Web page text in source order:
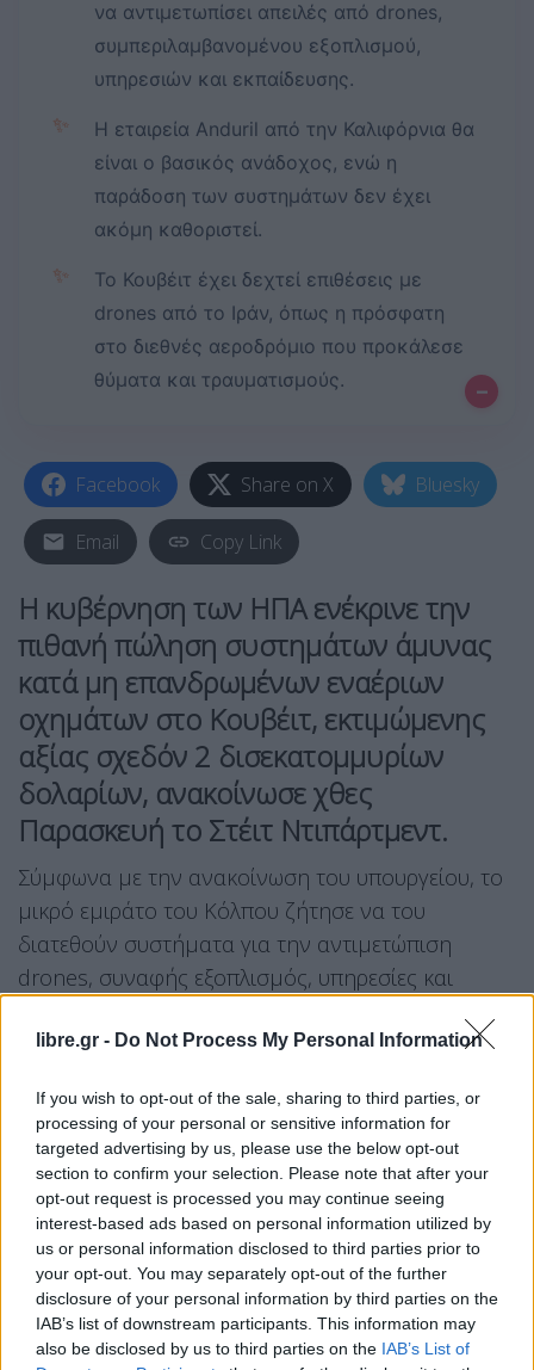
libre.gr - Do Not Process My Personal Information
If you wish to opt-out of the sale, sharing to third parties, or
processing of your personal or sensitive information for
targeted advertising by us, please use the below opt-out
section to confirm your selection. Please note that after your
opt-out request is processed you may continue seeing
interest-based ads based on personal information utilized by
us or personal information disclosed to third parties prior to
your opt-out. You may separately opt-out of the further
disclosure of your personal information by third parties on the
IAB’s list of downstream participants. This information may
also be disclosed by us to third parties on the IAB’s List of
να αντιμετωπίσει απειλές από drones,
συμπεριλαμβανομένου εξοπλισμού,
υπηρεσιών και εκπαίδευσης.
✨
Η εταιρεία Anduril από την Καλιφόρνια θα
είναι ο βασικός ανάδοχος, ενώ η
παράδοση των συστημάτων δεν έχει
ακόμη καθοριστεί.
✨
Το Κουβέιτ έχει δεχτεί επιθέσεις με
drones από το Ιράν, όπως η πρόσφατη
στο διεθνές αεροδρόμιο που προκάλεσε
θύματα και τραυματισμούς.
–
Facebook Share on X Bluesky
Email Copy Link
Η κυβέρνηση των ΗΠΑ ενέκρινε την
πιθανή πώληση συστημάτων άμυνας
κατά μη επανδρωμένων εναέριων
οχημάτων στο Κουβέιτ, εκτιμώμενης
αξίας σχεδόν 2 δισεκατομμυρίων
δολαρίων, ανακοίνωσε χθες
Παρασκευή το Στέιτ Ντιπάρτμεντ.
Σύμφωνα με την ανακοίνωση του υπουργείου, το
μικρό εμιράτο του Κόλπου ζήτησε να του
διατεθούν συστήματα για την αντιμετώπιση
drones, συναφής εξοπλισμός, υπηρεσίες και
δυνατότητα του Κουβέιτ να αντιμετωπίζει
τρέχουσες και μελλοντικές απειλές παρέχοντας
μέσα ηλεκτρονικού πολέμου και αντιαεροπορικά
όπλα εναντίον μη επανδρωμένων εναέριων
συστημάτων»,διαβεβαίωσε το αμερικανικό
υπουργείο Εξωτερικών στην ανακοίνωση που
δημοσιοποίησε.
Βασικός ανάδοχος θα είναι αμερικανική